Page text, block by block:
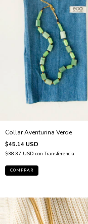
Collar Aventurina Verde
$45.14 USD
$38.37 USD con Transferencia